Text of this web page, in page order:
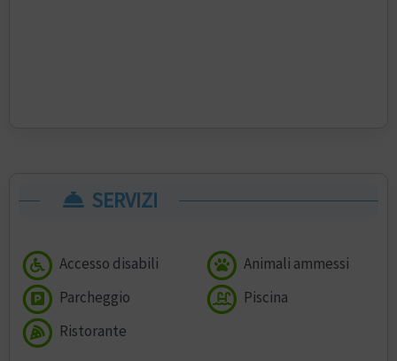
SERVIZI
Accesso disabili
Animali ammessi
Parcheggio
Piscina
Ristorante